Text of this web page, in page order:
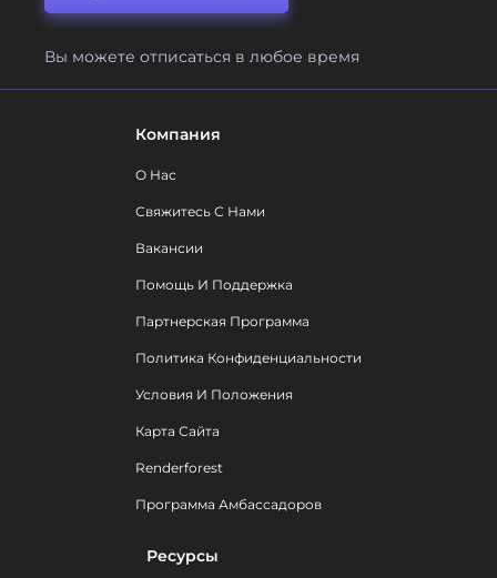
Вы можете отписаться в любое время
Компания
О Нас
Свяжитесь С Нами
Вакансии
Помощь И Поддержка
Партнерская Программа
Политика Конфиденциальности
Условия И Положения
Карта Сайта
Renderforest
Программа Амбассадоров
Ресурсы